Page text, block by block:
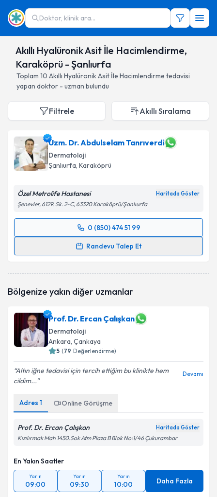
Doktor, klinik ara...
Akıllı Hyalüronik Asit İle Hacimlendirme,
Karaköprü - Şanlıurfa
Toplam 10 Akıllı Hyalüronik Asit İle Hacimlendirme tedavisi
yapan doktor - uzman bulundu
Filtrele Akıllı Sıralama
Uzm. Dr. Abdulselam Tanrıverdi
Dermatoloji
Şanlıurfa, Karaköprü
Özel Metrolife Hastanesi Haritada Göster
Şenevler, 6129. Sk. 2-C, 63320 Karaköprü/Şanlıurfa
0 (850) 474 51 99
Randevu Talep Et
Randevu Takvimi Talebi
takvimi talebi oluşturun. Size bu uzmandan randevu
bilgilendireceğiz.
E-posta Adresiniz
Kişisel verilerimin işlenmesine ilişkinAydınlatma
Metni'ni okudum ve kişisel verilerimin belirtilen
Takvim Talebini Gönder
Bölgenize yakın diğer uzmanlar
Prof. Dr. Ercan Çalışkan
Dermatoloji
Ankara, Çankaya
5 (79 Değerlendirme)
Altın iğne tedavisi için tercih ettiğim bu klinikte hem
cildim...
Devamı
Adres 1 Online Görüşme
Prof. Dr. Ercan Çalışkan Haritada Göster
Kızılırmak Mah 1450.Sok Atm Plaza B Blok No:1/46 Çukurambar
En Yakın Saatler
Yarın
09:00
Yarın
09:30
Yarın
10:00 Daha Fazla